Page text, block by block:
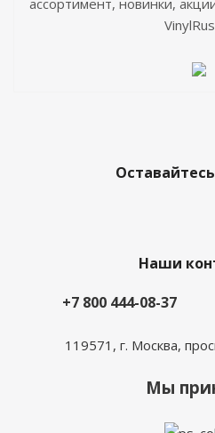
ассортимент, новинки,
Наши
+7 800 444-08-37
119571, г. Москва,
Мы